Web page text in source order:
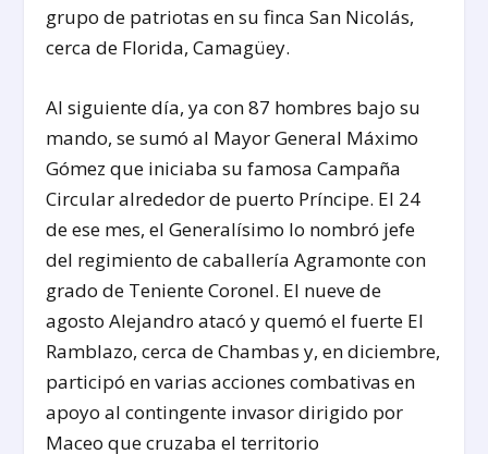
grupo de patriotas en su finca San Nicolás,
cerca de Florida, Camagüey.
Al siguiente día, ya con 87 hombres bajo su
mando, se sumó al Mayor General Máximo
Gómez que iniciaba su famosa Campaña
Circular alrededor de puerto Príncipe. El 24
de ese mes, el Generalísimo lo nombró jefe
del regimiento de caballería Agramonte con
grado de Teniente Coronel. El nueve de
agosto Alejandro atacó y quemó el fuerte El
Ramblazo, cerca de Chambas y, en diciembre,
participó en varias acciones combativas en
apoyo al contingente invasor dirigido por
Maceo que cruzaba el territorio